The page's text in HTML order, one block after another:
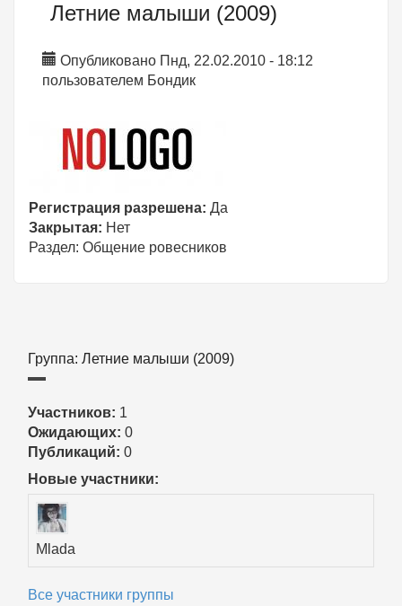
Летние малыши (2009)
Опубликовано Пнд, 22.02.2010 - 18:12
пользователем Бондик
Регистрация разрешена: Да
Закрытая: Нет
Раздел: Общение ровесников
Группа: Летние малыши (2009)
Участников: 1
Ожидающих: 0
Публикаций: 0
Новые участники:
Mlada
Все участники группы